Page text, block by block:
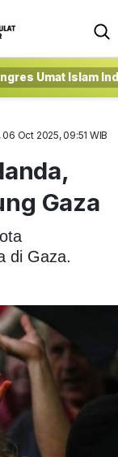
Umat Islam
06 Oct 2025, 09:51 WIB
Gaza
di Gaza.